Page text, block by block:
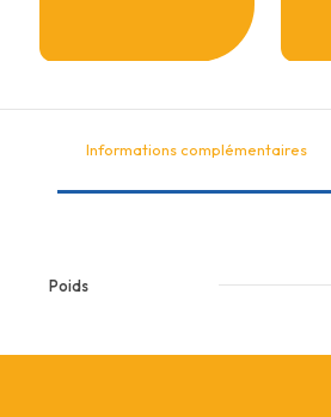
Informations complémentaires
Poids